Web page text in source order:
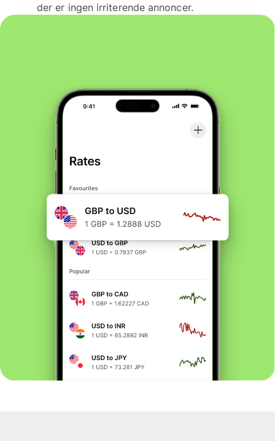
der er ingen irriterende annoncer.